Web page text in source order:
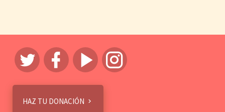
HAZ TU DONACIÓN